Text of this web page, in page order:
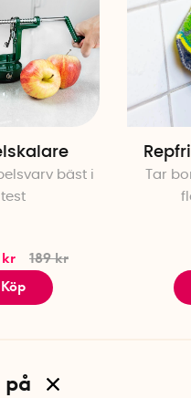
bäst i
test
kr
189 kr
Köp
Tar